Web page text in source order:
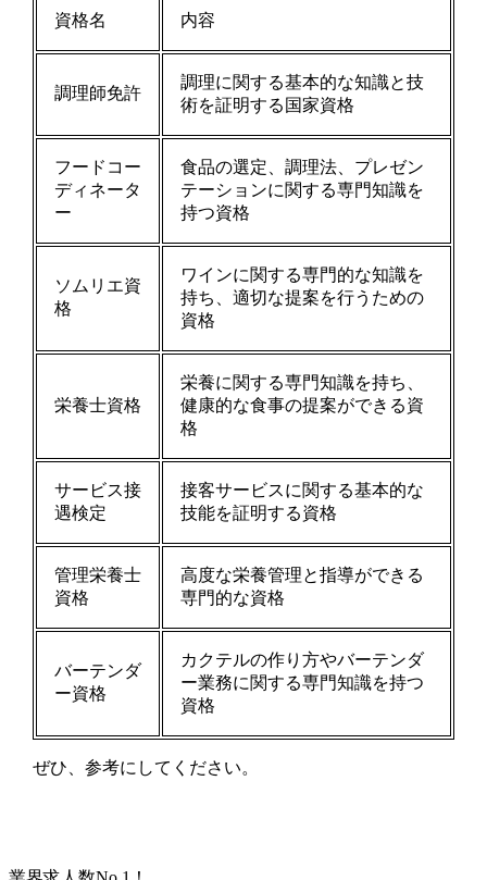
資格名 内容
調理師免許
調理に関する基本的な知識と技
術を証明する国家資格
フードコー
ディネータ
ー
食品の選定、調理法、プレゼン
テーションに関する専門知識を
持つ資格
ソムリエ資
格
ワインに関する専門的な知識を
持ち、適切な提案を行うための
資格
栄養士資格
栄養に関する専門知識を持ち、
健康的な食事の提案ができる資
格
サービス接
遇検定
接客サービスに関する基本的な
技能を証明する資格
管理栄養士
資格
高度な栄養管理と指導ができる
専門的な資格
バーテンダ
ー資格
カクテルの作り方やバーテンダ
ー業務に関する専門知識を持つ
資格
ぜひ、参考にしてください。